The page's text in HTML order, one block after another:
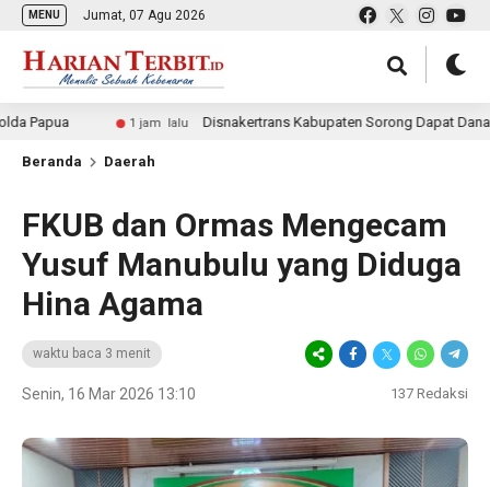
MENU Jumat, 07 Agu 2026
1 jam lalu Disnakertrans Kabupaten Sorong Dapat Dana
Beranda Daerah
FKUB dan Ormas Mengecam
Yusuf Manubulu yang Diduga
Hina Agama
waktu baca 3 menit
Senin, 16 Mar 2026 13:10 137 Redaksi